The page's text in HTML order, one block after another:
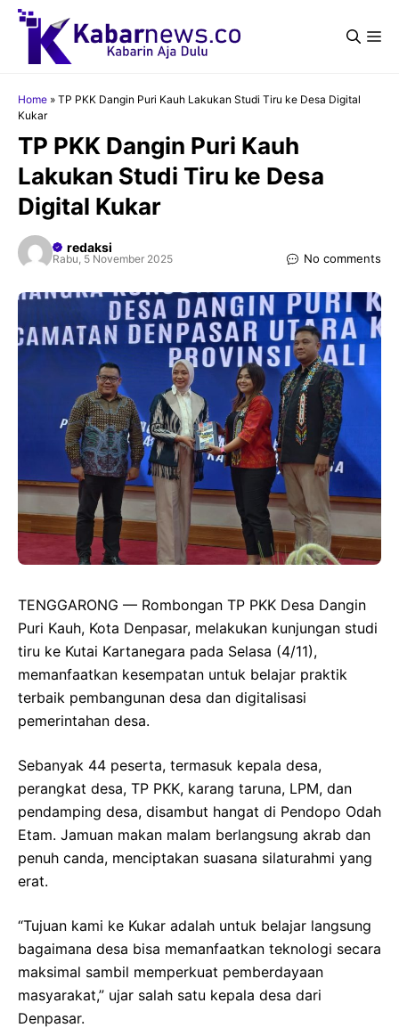
Langsung
Home » TP PKK Dangin Puri Kauh Lakukan Studi Tiru ke Desa Digital
Kukar
TP PKK Dangin Puri Kauh
Lakukan Studi Tiru ke Desa
Digital Kukar
redaksi
Rabu, 5 November 2025 No comments
TENGGARONG — Rombongan TP PKK Desa Dangin
Puri Kauh, Kota Denpasar, melakukan kunjungan studi
tiru ke Kutai Kartanegara pada Selasa (4/11),
memanfaatkan kesempatan untuk belajar praktik
terbaik pembangunan desa dan digitalisasi
pemerintahan desa.
Sebanyak 44 peserta, termasuk kepala desa,
perangkat desa, TP PKK, karang taruna, LPM, dan
pendamping desa, disambut hangat di Pendopo Odah
Etam. Jamuan makan malam berlangsung akrab dan
penuh canda, menciptakan suasana silaturahmi yang
erat.
“Tujuan kami ke Kukar adalah untuk belajar langsung
bagaimana desa bisa memanfaatkan teknologi secara
maksimal sambil memperkuat pemberdayaan
masyarakat,” ujar salah satu kepala desa dari
Denpasar.